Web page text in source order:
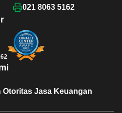
Otoritas Jasa Keuangan
021 8063 5162